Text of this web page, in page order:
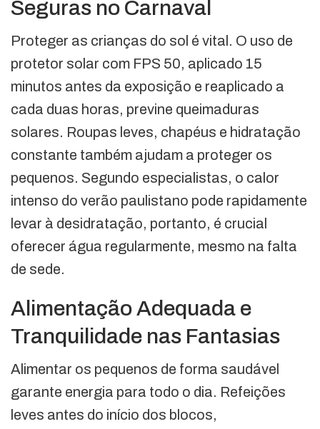
Seguras no Carnaval
Proteger as crianças do sol é vital. O uso de
protetor solar com FPS 50, aplicado 15
minutos antes da exposição e reaplicado a
cada duas horas, previne queimaduras
solares. Roupas leves, chapéus e hidratação
constante também ajudam a proteger os
pequenos. Segundo especialistas, o calor
intenso do verão paulistano pode rapidamente
levar à desidratação, portanto, é crucial
oferecer água regularmente, mesmo na falta
de sede.
Alimentação Adequada e
Tranquilidade nas Fantasias
Alimentar os pequenos de forma saudável
garante energia para todo o dia. Refeições
leves antes do início dos blocos,